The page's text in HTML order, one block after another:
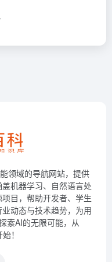
领域的导航网站，提供
机器学习、自然语言处
目，帮助开发者、学生
动态与技术趋势，为用
索AI的无限可能，从
！